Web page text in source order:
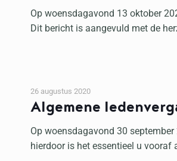
Op woensdagavond 13 oktober
Dit bericht is aangevuld met de
Algemene
26 augustus 2020
Op woensdagavond 30
hierdoor is het essentieel u vooraf